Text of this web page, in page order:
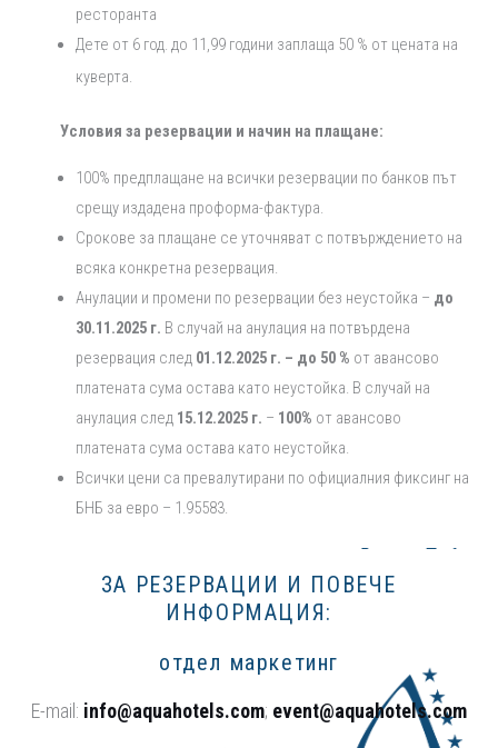
ресторанта
Дете от 6 год. до 11,99 години заплаща 50 % от цената на
куверта.
Условия за резервации и начин на плащане:
100% предплащане на всички резервации по банков път
срещу издадена проформа-фактура.
Срокове за плащане се уточняват с потвърждението на
всяка конкретна резервация.
Анулации и промени по резервации без неустойка – до
30.11.2025 г. В случай на анулация на потвърдена
резервация след 01.12.2025 г. – до 50 % от авансово
платената сума остава като неустойка. В случай на
анулация след 15.12.2025 г. – 100% от авансово
платената сума остава като неустойка.
Всички цени са превалутирани по официалния фиксинг на
БНБ за евро – 1.95583.
ЗА РЕЗЕРВАЦИИ И ПОВЕЧЕ
ИНФОРМАЦИЯ:
отдел маркетинг
Е-mail: info@aquahotels.com; event@aquahotels.com